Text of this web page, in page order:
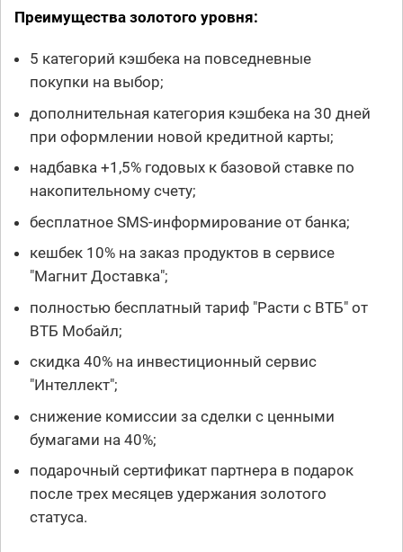
Преимущества золотого уровня:
5 категорий кэшбека на повседневные
покупки на выбор;
дополнительная категория кэшбека на 30 дней
при оформлении новой кредитной карты;
надбавка +1,5% годовых к базовой ставке по
накопительному счету;
бесплатное SMS-информирование от банка;
кешбек 10% на заказ продуктов в сервисе
"Магнит Доставка";
полностью бесплатный тариф "Расти с ВТБ" от
ВТБ Мобайл;
скидка 40% на инвестиционный сервис
"Интеллект";
снижение комиссии за сделки с ценными
бумагами на 40%;
подарочный сертификат партнера в подарок
после трех месяцев удержания золотого
статуса.